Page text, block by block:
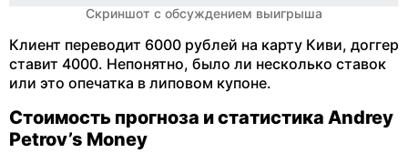
Скриншот с обсуждением выигрыша
Клиент переводит 6000 рублей на карту Киви, доггер
ставит 4000. Непонятно, было ли несколько ставок
или это опечатка в липовом купоне.
Стоимость прогноза и статистика Andrey
Petrov’s Money